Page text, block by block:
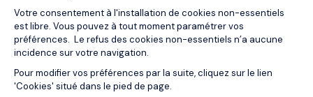
Votre consentement à l'installation de cookies non-essentiels
est libre. Vous pouvez à tout moment paramétrer vos
préférences. Le refus des cookies non-essentiels n’a aucune
incidence sur votre navigation.
Pour modifier vos préférences par la suite, cliquez sur le lien
'Cookies' situé dans le pied de page.
Axeptio consent
NOS RESSOURCES
À lire aussi